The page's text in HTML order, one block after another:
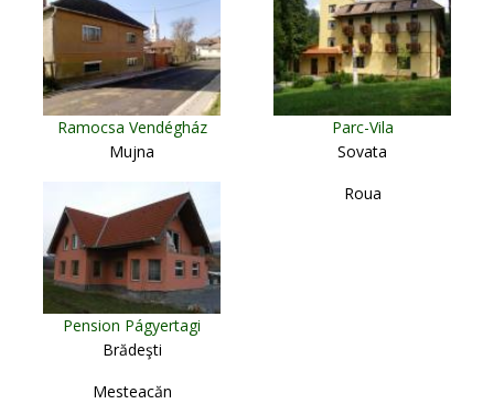
Ramocsa Vendégház
Mujna
Parc-Vila
Sovata
Pension Págyertagi
Brădeşti
Roua
Mesteacăn